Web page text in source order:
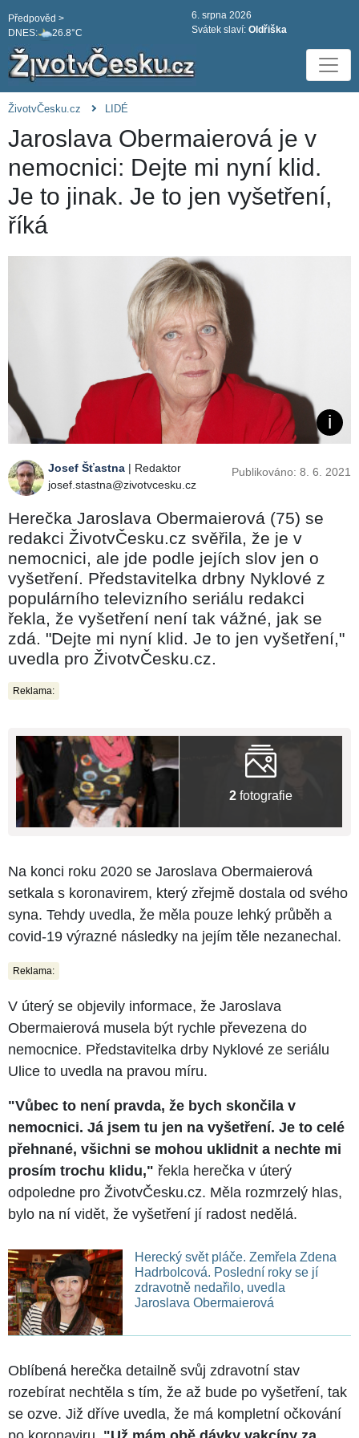
DNES: 26.8°C
Předpověd >
6. srpna 2026
Svátek slaví: Oldřiška
ŽivotvČesku.cz LIDÉ
Jaroslava Obermaierová je v
nemocnici: Dejte mi nyní klid.
Je to jinak. Je to jen vyšetření,
říká
Josef Šťastna | Redaktor
josef.stastna@zivotvcesku.cz
Publikováno: 8. 6. 2021
Herečka Jaroslava Obermaierová (75) se
redakci ŽivotvČesku.cz svěřila, že je v
nemocnici, ale jde podle jejích slov jen o
vyšetření. Představitelka drbny Nyklové z
populárního televizního seriálu redakci
řekla, že vyšetření není tak vážné, jak se
zdá. "Dejte mi nyní klid. Je to jen vyšetření,"
uvedla pro ŽivotvČesku.cz.
Reklama:
2 fotografie
Na konci roku 2020 se Jaroslava Obermaierová
setkala s koronavirem, který zřejmě dostala od svého
syna. Tehdy uvedla, že měla pouze lehký průběh a
covid-19 výrazné následky na jejím těle nezanechal.
Reklama:
V úterý se objevily informace, že Jaroslava
Obermaierová musela být rychle převezena do
nemocnice. Představitelka drby Nyklové ze seriálu
Ulice to uvedla na pravou míru.
"Vůbec to není pravda, že bych skončila v
nemocnici. Já jsem tu jen na vyšetření. Je to celé
přehnané, všichni se mohou uklidnit a nechte mi
prosím trochu klidu," řekla herečka v úterý
odpoledne pro ŽivotvČesku.cz. Měla rozmrzelý hlas,
bylo na ní vidět, že vyšetření jí radost nedělá.
Herecký svět pláče. Zemřela Zdena
Hadrbolcová. Poslední roky se jí
zdravotně nedařilo, uvedla
Jaroslava Obermaierová
Oblíbená herečka detailně svůj zdravotní stav
rozebírat nechtěla s tím, že až bude po vyšetření, tak
se ozve. Již dříve uvedla, že má kompletní očkování